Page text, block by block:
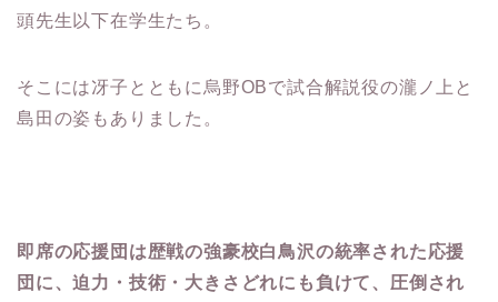
頭先生以下在学生たち。
そこには冴子とともに烏野OBで試合解説役の瀧ノ上と
島田の姿もありました。
即席の応援団は歴戦の強豪校白鳥沢の統率された応援
団に、迫力・技術・大きさどれにも負けて、圧倒され